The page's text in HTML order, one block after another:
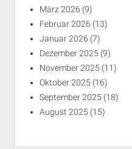
März 2026 (9)
Februar 2026 (13)
Januar 2026 (7)
Dezember 2025 (9)
November 2025 (11)
Oktober 2025 (16)
September 2025 (18)
August 2025 (15)